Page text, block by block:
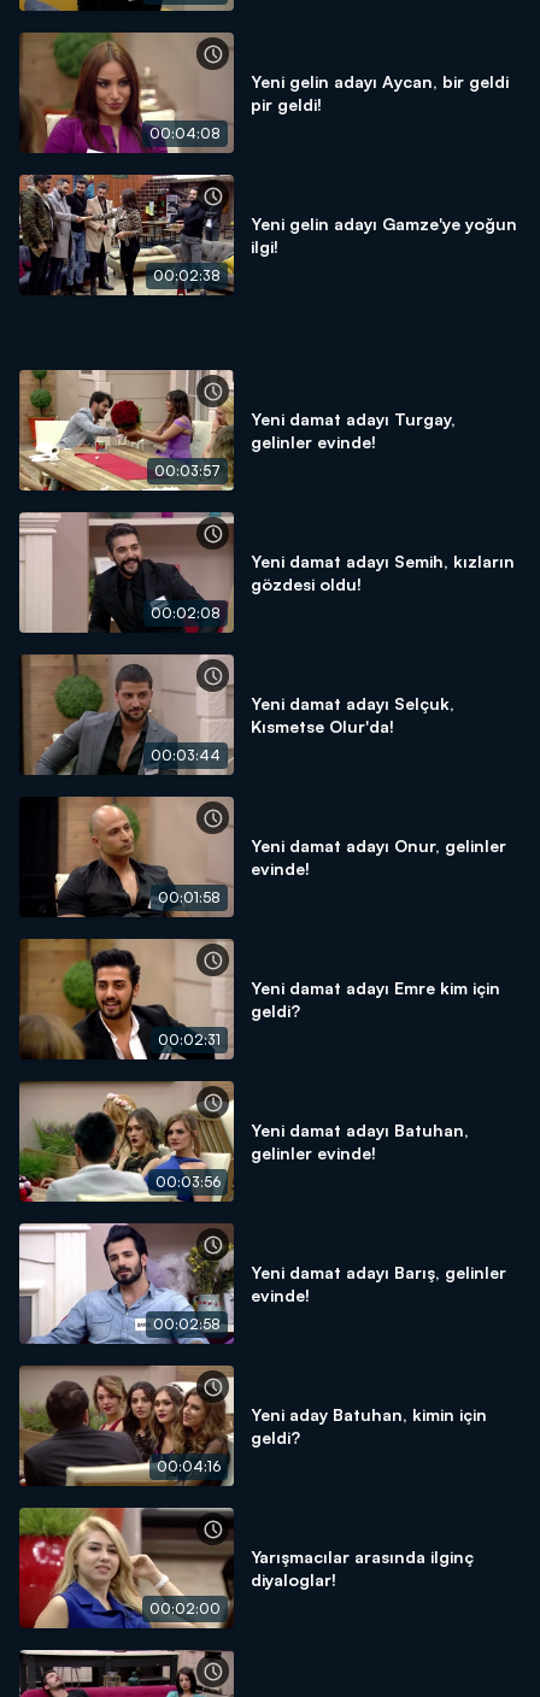
00:04:08
Yeni gelin adayı Aycan, bir geldi
pir geldi!
00:02:38
Yeni gelin adayı Gamze'ye yoğun
ilgi!
00:03:57
Yeni damat adayı Turgay,
gelinler evinde!
00:02:08
Yeni damat adayı Semih, kızların
gözdesi oldu!
00:03:44
Yeni damat adayı Selçuk,
Kısmetse Olur'da!
00:01:58
Yeni damat adayı Onur, gelinler
evinde!
00:02:31
Yeni damat adayı Emre kim için
geldi?
00:03:56
Yeni damat adayı Batuhan,
gelinler evinde!
00:02:58
Yeni damat adayı Barış, gelinler
evinde!
00:04:16
Yeni aday Batuhan, kimin için
geldi?
00:02:00
Yarışmacılar arasında ilginç
diyaloglar!